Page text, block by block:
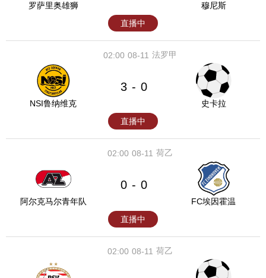
罗萨里奥雄狮
穆尼斯
直播中
08-11
02:00 法罗甲
NSI鲁纳维克
3 - 0
史卡拉
直播中
08-11
02:00 荷乙
阿尔克马尔青年队
0 - 0
FC埃因霍温
直播中
08-11
02:00 荷乙